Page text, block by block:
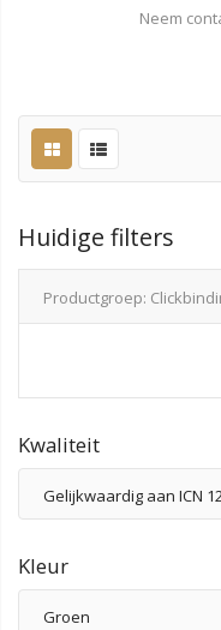
Neem
Huidige filters
Productgroep
Kwaliteit
Gelijkwaardig aan ICN
Kleur
Groen